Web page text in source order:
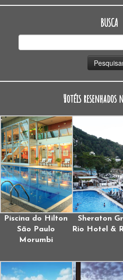
BUSCA
Hotéis resenhados
Piscina do Hilton
São Paulo
Morumbi
Sheraton
Rio Hotel &